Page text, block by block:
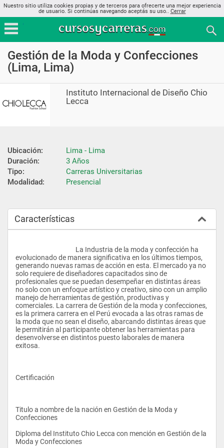
Nuestro sitio utiliza cookies propias y de terceros para ofrecerte una mejor experiencia
de usuario. Si continúas navegando aceptás su uso.. Cerrar
Gestión de la Moda y Confecciones
(Lima, Lima)
Instituto Internacional de Diseño Chio
Lecca
Ubicación:
Lima - Lima
Duración:
3 Años
Tipo:
Carreras Universitarias
Modalidad:
Presencial
Características
evolucionado de manera significativa en los últimos tiempos,
generando nuevas ramas de acción en esta. El mercado ya no
solo requiere de diseñadores capacitados sino de
profesionales que se puedan desempeñar en distintas áreas
no solo con un enfoque artístico y creativo, sino con un amplio
manejo de herramientas de gestión, productivas y
comerciales. La carrera de Gestión de la moda y confecciones,
es la primera carrera en el Perú evocada a las otras ramas de
la moda que no sean el diseño, abarcando distintas áreas que
le permitirán al participante obtener las herramientas para
desenvolverse en distintos puesto laborales de manera
exitosa.
Certificación
Titulo a nombre de la nación en Gestión de la Moda y
Confecciones
Diploma del Instituto Chio Lecca con mención en Gestión de la
Moda y Confecciones